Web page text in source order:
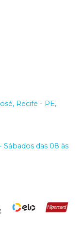
Recife - PE,
Sábados das 08 às